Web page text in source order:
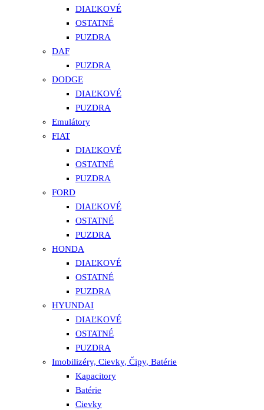
DIAĽKOVÉ
OSTATNÉ
PUZDRA
DAF
PUZDRA
DODGE
DIAĽKOVÉ
PUZDRA
Emulátory
FIAT
DIAĽKOVÉ
OSTATNÉ
PUZDRA
FORD
DIAĽKOVÉ
OSTATNÉ
PUZDRA
HONDA
DIAĽKOVÉ
OSTATNÉ
PUZDRA
HYUNDAI
DIAĽKOVÉ
OSTATNÉ
PUZDRA
Imobilizéry, Cievky, Čipy, Batérie
Kapacitory
Batérie
Cievky